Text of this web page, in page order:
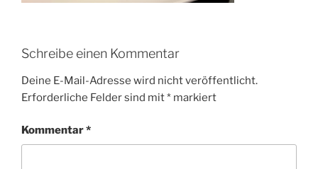
Schreibe einen Kommentar
Deine E-Mail-Adresse wird nicht veröffentlicht.
Erforderliche Felder sind mit* markiert
Kommentar*